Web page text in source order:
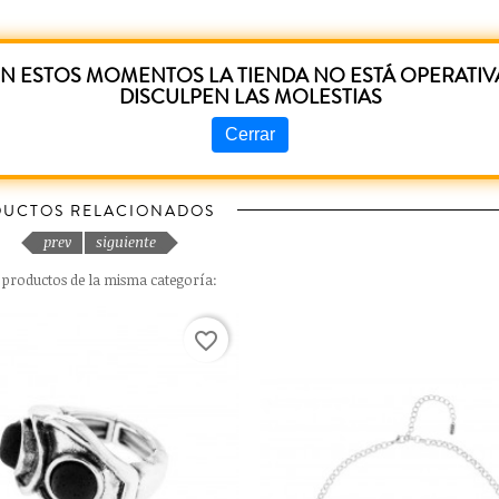
de clientes en este momento.
RELACIONADOS
productos de la misma categoría:
favorite_border
prev siguiente
ESTOS MOMENTOS LA TIENDA NO ESTÁ
DISCULPEN LAS MOLESTIAS
Cerrar